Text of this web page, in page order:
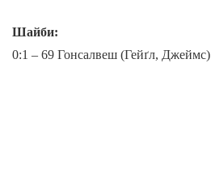
Шайби:
0:1 – 69 Гонсалвеш (Гейґл, Джеймс)